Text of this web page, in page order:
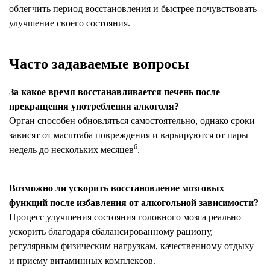
облегчить период восстановления и быстрее почувствовать
улучшение своего состояния.
Часто задаваемые вопросы
За какое время восстанавливается печень после
прекращения употребления алкоголя?
Орган способен обновляться самостоятельно, однако сроки
зависят от масштаба повреждения и варьируются от пары
недель до нескольких месяцев6.
Возможно ли ускорить восстановление мозговых
функций после избавления от алкогольной зависимости?
Процесс улучшения состояния головного мозга реально
ускорить благодаря сбалансированному рациону,
регулярным физическим нагрузкам, качественному отдыху
и приёму витаминных комплексов.